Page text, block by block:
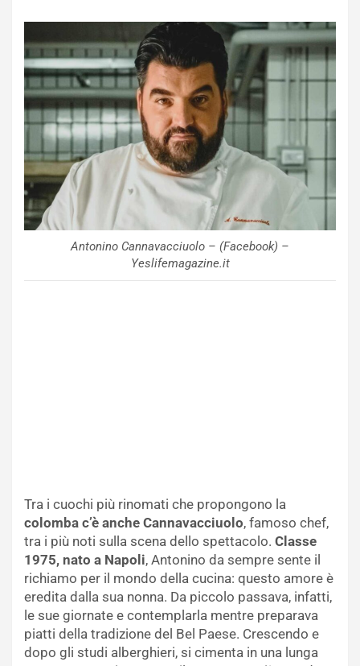
Antonino Cannavacciuolo – (Facebook) –
Yeslifemagazine.it
Tra i cuochi più rinomati che propongono la
colomba c’è anche Cannavacciuolo, famoso chef,
tra i più noti sulla scena dello spettacolo. Classe
1975, nato a Napoli, Antonino da sempre sente il
richiamo per il mondo della cucina: questo amore è
eredita dalla sua nonna. Da piccolo passava, infatti,
le sue giornate e contemplarla mentre preparava
piatti della tradizione del Bel Paese. Crescendo e
dopo gli studi alberghieri, si cimenta in una lunga